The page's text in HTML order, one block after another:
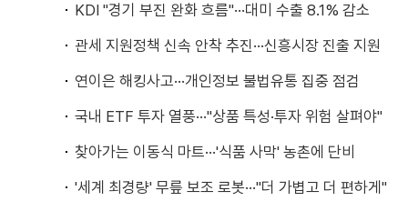
KDI "경기 부진 완화 흐름"···대미 수출 8.1% 감소
관세 지원정책 신속 안착 추진···신흥시장 진출 지원
연이은 해킹사고···개인정보 불법유통 집중 점검
국내 ETF 투자 열풍···"상품 특성·투자 위험 살펴야"
찾아가는 이동식 마트···'식품 사막' 농촌에 단비
'세계 최경량' 무릎 보조 로봇···"더 가볍고 더 편하게"